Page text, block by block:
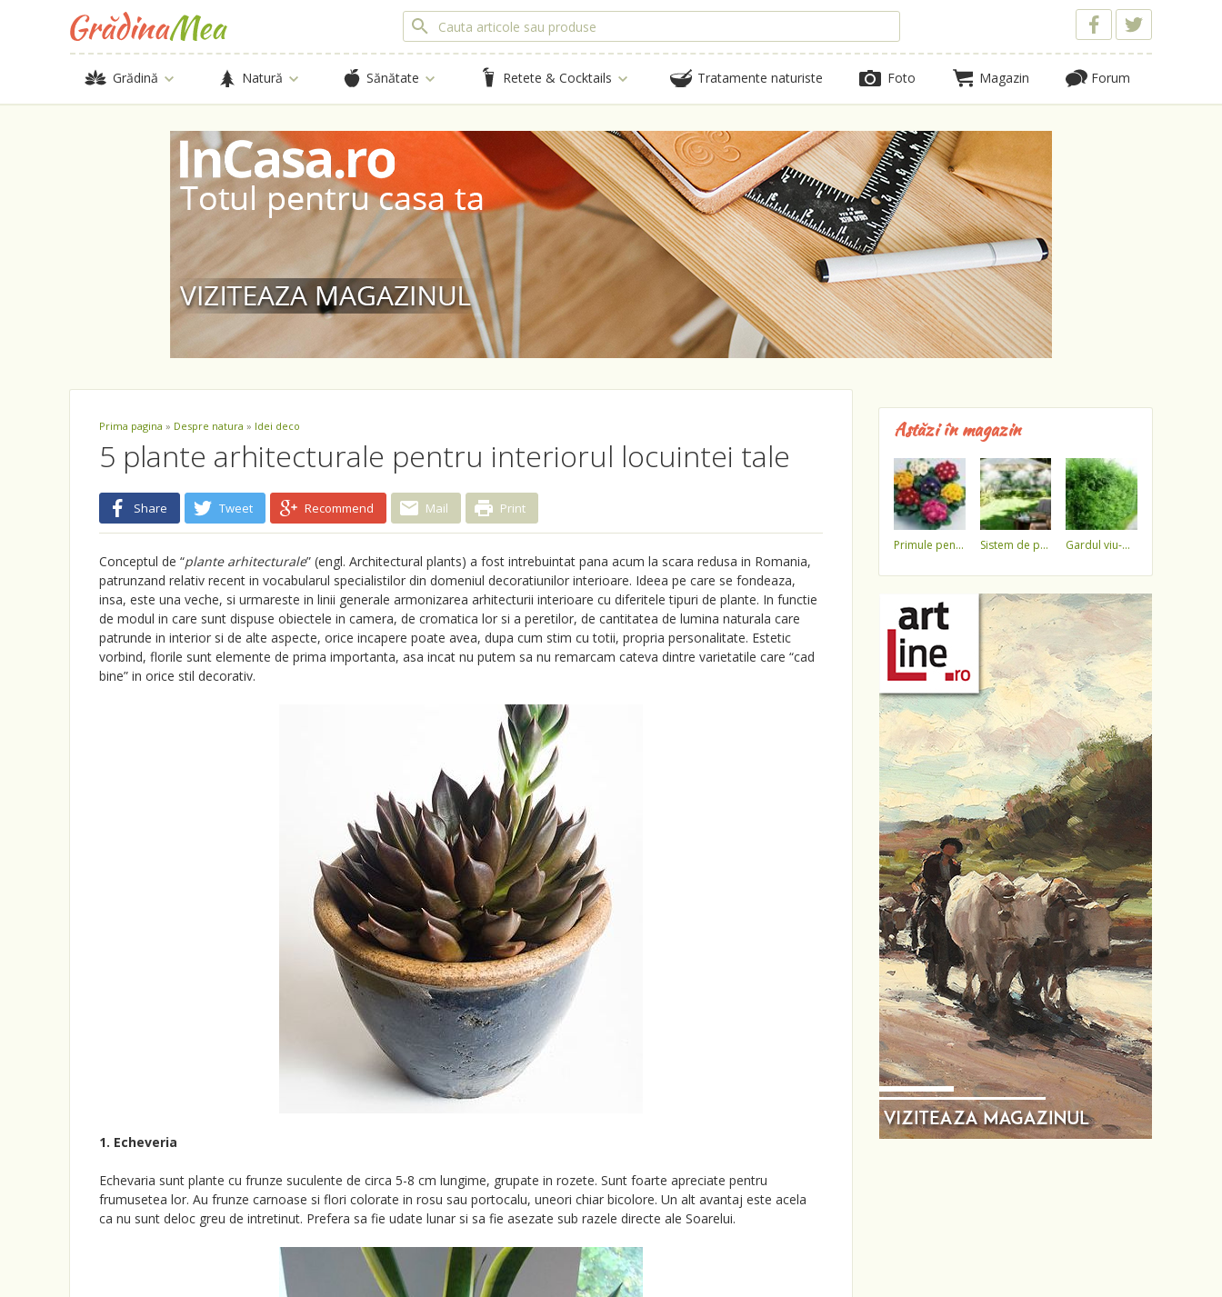
Grădină Natură Sănătate Retete & Cocktails Tratamente naturiste Foto Magazin Forum
Prima pagina » Despre natura » Idei deco
5 plante arhitecturale pentru interiorul locuintei tale
Share Tweet Recommend Mail Print
Conceptul de “plante arhitecturale” (engl. Architectural plants) a fost intrebuintat pana acum la scara redusa in Romania,
patrunzand relativ recent in vocabularul specialistilor din domeniul decoratiunilor interioare. Ideea pe care se fondeaza,
insa, este una veche, si urmareste in linii generale armonizarea arhitecturii interioare cu diferitele tipuri de plante. In functie
de modul in care sunt dispuse obiectele in camera, de cromatica lor si a peretilor, de cantitatea de lumina naturala care
patrunde in interior si de alte aspecte, orice incapere poate avea, dupa cum stim cu totii, propria personalitate. Estetic
vorbind, florile sunt elemente de prima importanta, asa incat nu putem sa nu remarcam cateva dintre varietatile care “cad
bine” in orice stil decorativ.
1. Echeveria
Echevaria sunt plante cu frunze suculente de circa 5-8 cm lungime, grupate in rozete. Sunt foarte apreciate pentru
frumusetea lor. Au frunze carnoase si flori colorate in rosu sau portocalu, uneori chiar bicolore. Un alt avantaj este acela
ca nu sunt deloc greu de intretinut. Prefera sa fie udate lunar si sa fie asezate sub razele directe ale Soarelui.
Astăzi în magazin
primule pentru 1 martie 3,5 lei / ghiveci !!!! sistem de pulverizare a apei gardul viu-minune!